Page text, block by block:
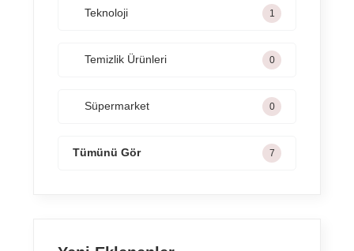
Teknoloji 1
Temizlik Ürünleri 0
Süpermarket 0
Tümünü Gör 7